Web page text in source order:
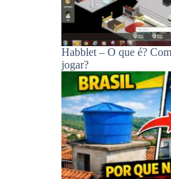
Habblet – O que é?
jogar?